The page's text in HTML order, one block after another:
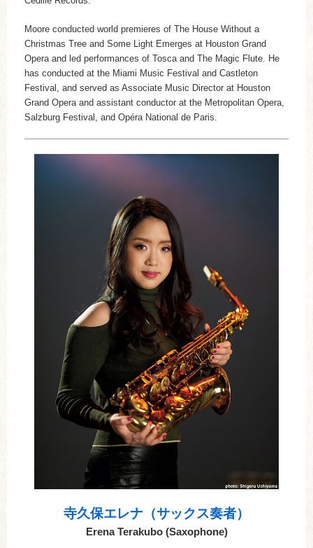
Moore conducted world premieres of The House Without a
Christmas Tree and Some Light Emerges at Houston Grand
Opera and led performances of Tosca and The Magic Flute. He
has conducted at the Miami Music Festival and Castleton
Festival, and served as Associate Music Director at Houston
Grand Opera and assistant conductor at the Metropolitan Opera,
Salzburg Festival, and Opéra National de Paris.
寺久保エレナ（サックス奏者）
Erena Terakubo (Saxophone)